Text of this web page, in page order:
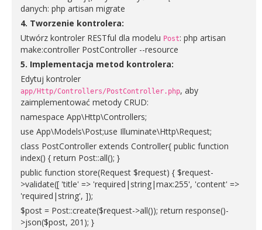
danych: php artisan migrate
4. Tworzenie kontrolera:
Utwórz kontroler RESTful dla modelu Post: php artisan
make:controller PostController --resource
5. Implementacja metod kontrolera:
Edytuj kontroler
app/Http/Controllers/PostController.php, aby
zaimplementować metody CRUD:
namespace App\Http\Controllers;
use App\Models\Post;use Illuminate\Http\Request;
class PostController extends Controller{ public function
index() { return Post::all(); }
public function store(Request $request) { $request-
>validate([ 'title' => 'required|string|max:255', 'content' =>
'required|string', ]);
$post = Post::create($request->all()); return response()-
>json($post, 201); }